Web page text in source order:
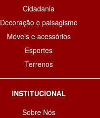
Cidadania
Decoração e paisagismo
Móveis e acessórios
Esportes
Terrenos
INSTITUCIONAL
Sobre Nós